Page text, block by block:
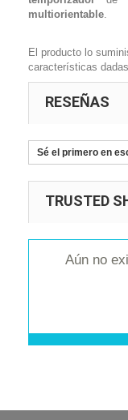
multiorientable.
El producto lo
características
RESEÑAS
Sé el primero en
TRUSTED
Aún no